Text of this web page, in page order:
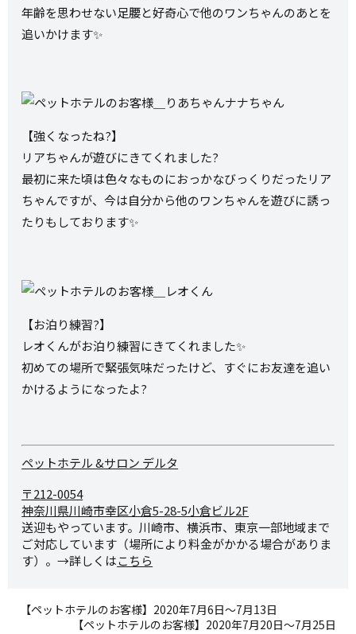
年齢を思わせない足腰と好奇心で他のワンちゃんのあとを
追いかけます✨
【強くなったね?】
リアちゃんが遊びにきてくれました?
最初に来た頃は色々なものにおっかなびっくりだったリア
ちゃんですが、今は自分から他のワンちゃんを遊びに誘っ
たりもしております✨
【お泊り練習?】
レオくんがお泊り練習にきてくれました✨
初めての場所で緊張気味だったけど、すぐにお友達を追い
かけるようになったよ?
ペットホテル &サロン デルタ
〒212-0054
神奈川県川崎市幸区小倉5-28-5小倉ビル2F
送迎もやっています。川崎市、横浜市、東京一部地域まで
ご対応しています（場所により料金がかかる場合がありま
す）。→詳しくはこちら
【ペットホテルのお客様】2020年7月6日～7月13日
【ペットホテルのお客様】2020年7月20日～7月25日